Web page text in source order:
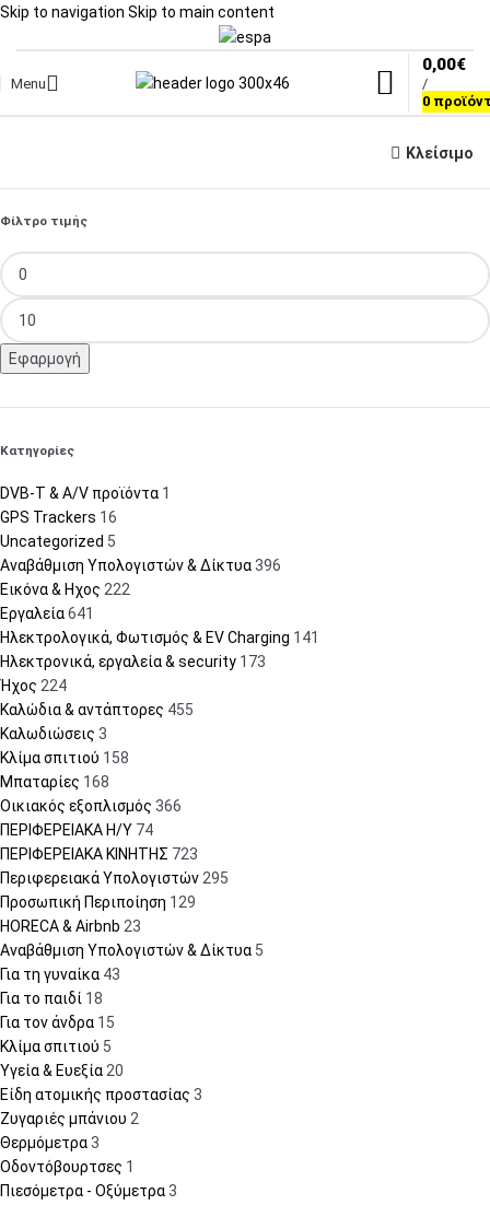
Skip to navigation Skip to main content
Menu
0
/
0,00€
Κλείσιμο
Φίλτρο τιμής
Εφαρμογή
Κατηγορίες
DVB-T & A/V προϊόντα 1
GPS Trackers 16
Uncategorized 5
Αναβάθμιση Υπολογιστών & Δίκτυα 396
Εικόνα & Ηχος 222
Εργαλεία641
Ηλεκτρολογικά, Φωτισμός & EV Charging 141
Ηλεκτρονικά, εργαλεία & security 173
Ήχος 224
Καλώδια & αντάπτορες 455
Καλωδιώσεις 3
Κλίμα σπιτιού 158
Μπαταρίες 168
Οικιακός εξοπλισμός 366
ΠΕΡΙΦΕΡΕΙΑΚΑ Η/Υ 74
ΠΕΡΙΦΕΡΕΙΑΚΑ ΚΙΝΗΤΗΣ 723
Περιφερειακά Υπολογιστών295
Προσωπική Περιποίηση 129
HORECA & Airbnb 23
Αναβάθμιση Υπολογιστών & Δίκτυα 5
Για τη γυναίκα 43
Για το παιδί 18
Για τον άνδρα 15
Κλίμα σπιτιού 5
Υγεία & Ευεξία20
Είδη ατομικής προστασίας 3
Ζυγαριές μπάνιου 2
Θερμόμετρα 3
Οδοντόβουρτσες 1
Πιεσόμετρα - Οξύμετρα 3